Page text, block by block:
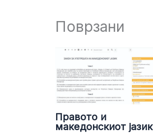
Поврзани
Правото и
македонскиот јазик